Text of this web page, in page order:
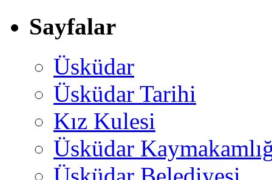
Sayfalar
Üsküdar
Üsküdar Tarihi
Kız Kulesi
Üsküdar